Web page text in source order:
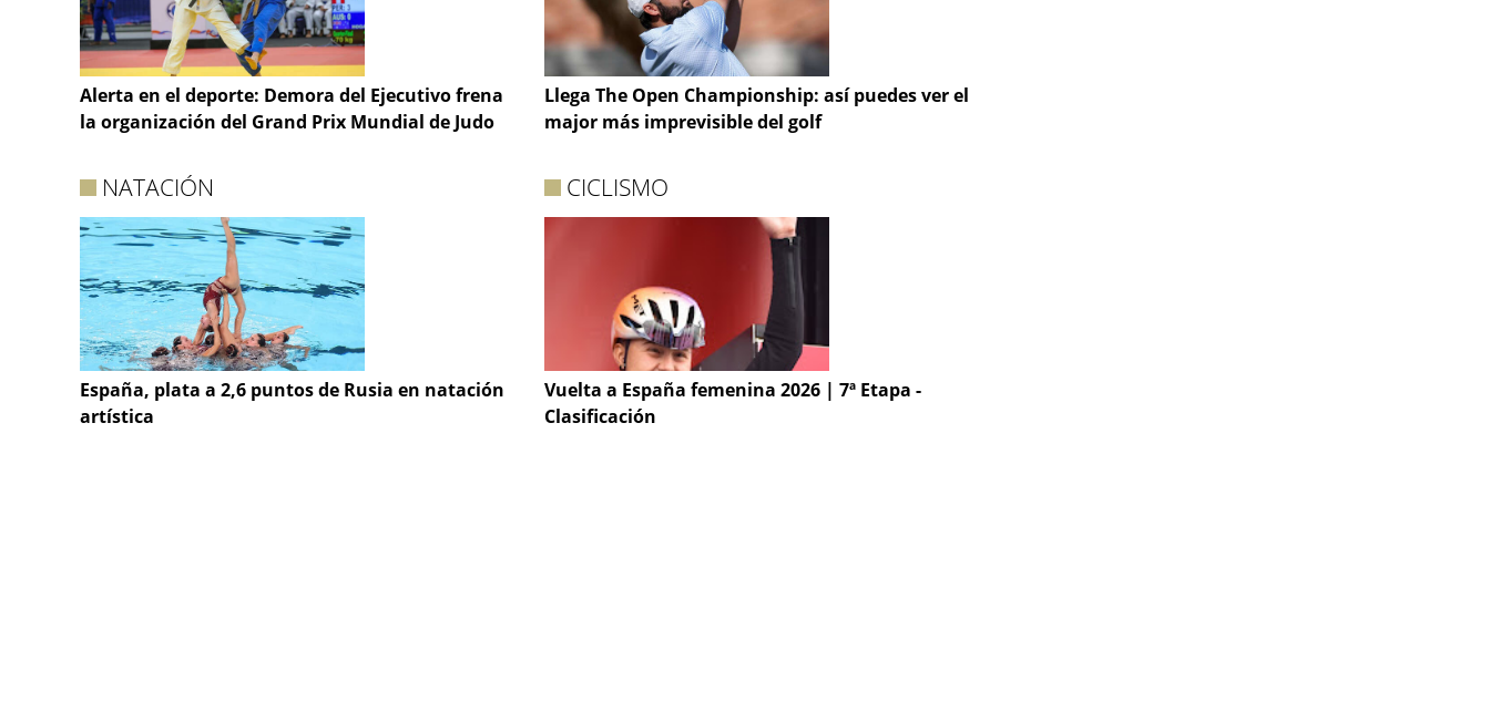
Alerta en el deporte: Demora del Ejecutivo frena
la organización del Grand Prix Mundial de Judo
Llega The Open Championship: así puedes ver el
major más imprevisible del golf
NATACIÓN
España, plata a 2,6 puntos de Rusia en natación
artística
CICLISMO
Vuelta a España femenina 2026 | 7ª Etapa -
Clasificación